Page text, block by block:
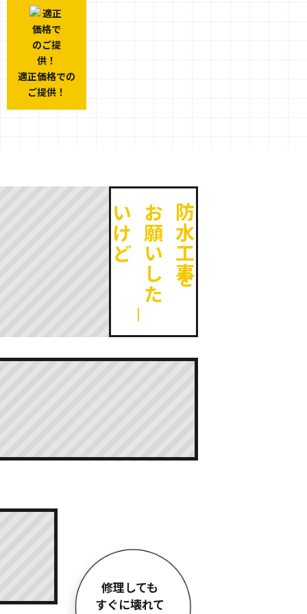
適正価格での
ご提供！
防水工事を
お
願
い
し
た
い
け
ど
修理しても
すぐに壊れて